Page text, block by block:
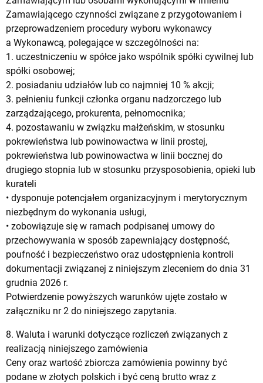
Zamawiającego czynności związane z przygotowaniem i
przeprowadzeniem procedury wyboru wykonawcy
a Wykonawcą, polegające w szczególności na:
1. uczestniczeniu w spółce jako wspólnik spółki cywilnej lub
spółki osobowej;
2. posiadaniu udziałów lub co najmniej 10 % akcji;
3. pełnieniu funkcji członka organu nadzorczego lub
zarządzającego, prokurenta, pełnomocnika;
4. pozostawaniu w związku małżeńskim, w stosunku
pokrewieństwa lub powinowactwa w linii prostej,
pokrewieństwa lub powinowactwa w linii bocznej do
drugiego stopnia lub w stosunku przysposobienia, opieki lub
kurateli
• dysponuje potencjałem organizacyjnym i merytorycznym
niezbędnym do wykonania usługi,
• zobowiązuje się w ramach podpisanej umowy do
przechowywania w sposób zapewniający dostępność,
poufność i bezpieczeństwo oraz udostępnienia kontroli
dokumentacji związanej z niniejszym zleceniem do dnia 31
grudnia 2026 r.
Potwierdzenie powyższych warunków ujęte zostało w
załączniku nr 2 do niniejszego zapytania.
8. Waluta i warunki dotyczące rozliczeń związanych z
realizacją niniejszego zamówienia
Ceny oraz wartość zbiorcza zamówienia powinny być
podane w złotych polskich i być ceną brutto wraz z